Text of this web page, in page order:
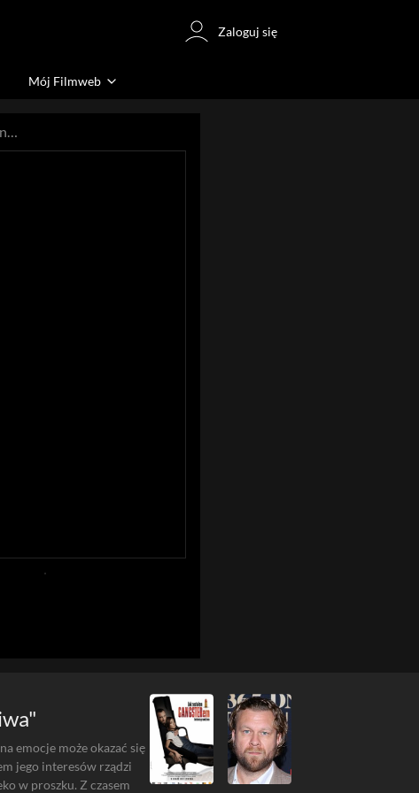
Zaloguj się
Mój Filmweb
Maciej Kawulski o filmie "Jak zostałem gangsterem. Historia prawdziwa"
emocje może okazać się
jego interesów rządzi
w proszku. Z czasem